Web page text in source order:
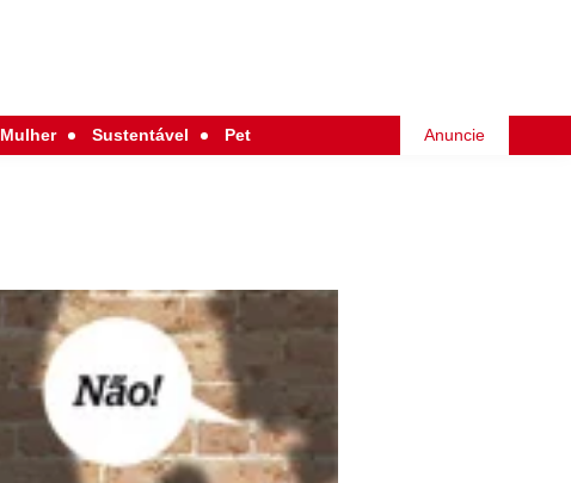
Mulher Sustentável Pet Anuncie